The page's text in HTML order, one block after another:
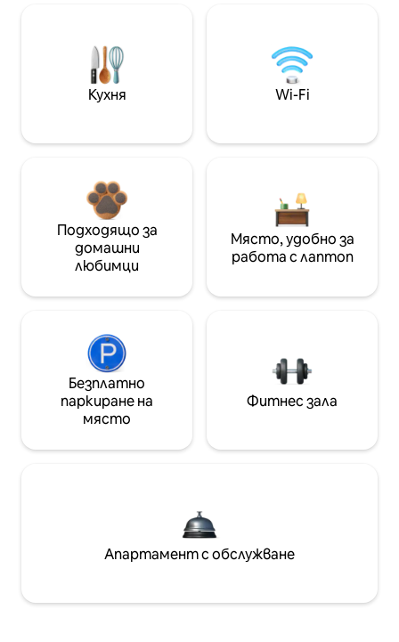
Кухня Wi-Fi
Подходящо за
домашни
любимци
Място, удобно за
работа с лаптоп
Безплатно
паркиране на
място
Фитнес зала
Апартамент с обслужване